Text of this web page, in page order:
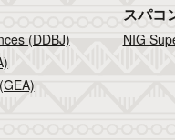
(DDBJ)
スパコ
NIG